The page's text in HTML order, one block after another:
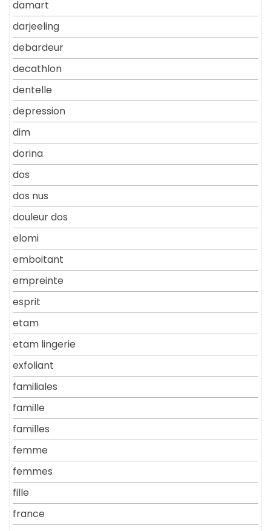
damart
darjeeling
debardeur
decathlon
dentelle
depression
dim
dorina
dos
dos nus
douleur dos
elomi
emboitant
empreinte
esprit
etam
etam lingerie
exfoliant
familiales
famille
familles
femme
femmes
fille
france